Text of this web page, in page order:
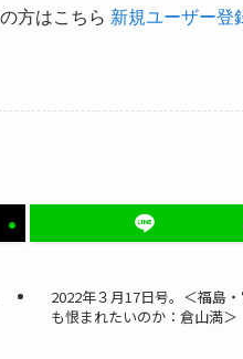
方はこちら 新規ユーザー登
2022年３月17日号。＜福島
も恨まれたいのか：倉山満＞